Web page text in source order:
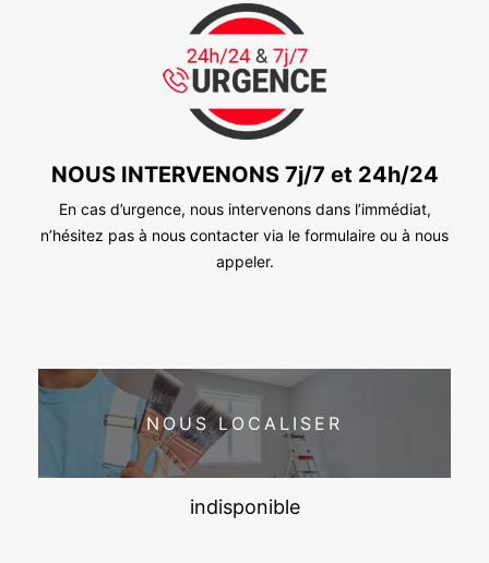
NOUS INTERVENONS 7j/7 et 24h/24
En cas d’urgence, nous intervenons dans l’immédiat,
n’hésitez pas à nous contacter via le formulaire ou à nous
appeler.
NOUS LOCALISER
indisponible